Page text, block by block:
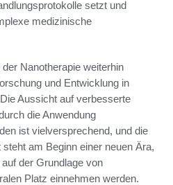
setzt und
medizinische
Nanotherapie weiterhin
und Entwicklung in
Aussicht auf verbesserte
die Anwendung
ist vielversprechend, und die
am Beginn einer neuen Ära,
der Grundlage von
Platz einnehmen werden.